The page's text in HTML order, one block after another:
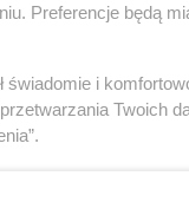
Preferencje będą
świadomie i
Twoich